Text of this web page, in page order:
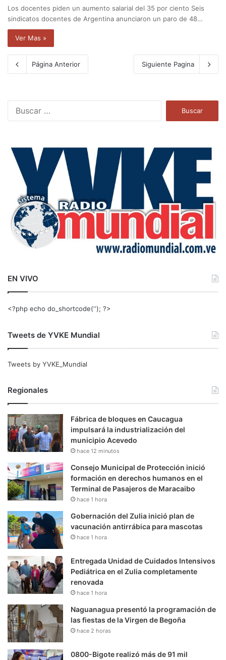
Los docentes piden un aumento salarial del 35 por ciento Seis
sindicatos docentes de Argentina anunciaron un paro de 48…
Ver Mas »
Página Anterior Siguiente Pagina
a
EN VIVO
<?php echo do_shortcode(‘‘); ?>
Tweets de YVKE Mundial
Tweets by YVKE_Mundial
Regionales
Fábrica de bloques en Caucagua
impulsará la industrialización del
municipio Acevedo
hace 12 minutos
Consejo Municipal de Protección inició
formación en derechos humanos en el
Terminal de Pasajeros de Maracaibo
hace 1 hora
Gobernación del Zulia inició plan de
vacunación antirrábica para mascotas
hace 1 hora
Entregada Unidad de Cuidados Intensivos
Pediátrica en el Zulia completamente
renovada
hace 1 hora
Naguanagua presentó la programación de
las fiestas de la Virgen de Begoña
hace 2 horas
0800-Bigote realizó más de 91 mil